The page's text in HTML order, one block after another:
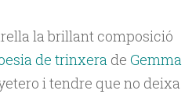
la brillant composició
de trinxerade Gemma
i tendre que no deixa